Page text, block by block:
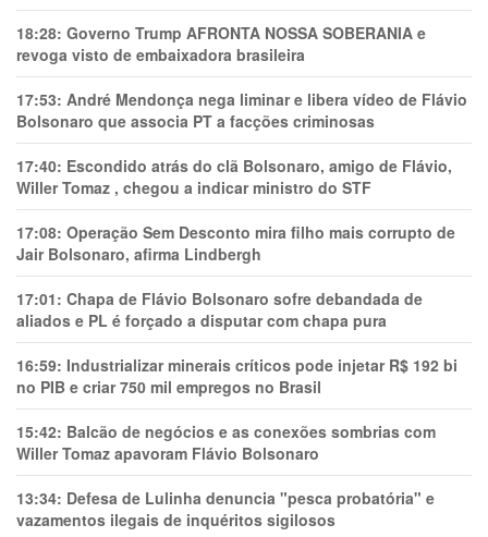
18:28: Governo Trump AFRONTA NOSSA SOBERANIA e
revoga visto de embaixadora brasileira
17:53: André Mendonça nega liminar e libera vídeo de Flávio
Bolsonaro que associa PT a facções criminosas
17:40: Escondido atrás do clã Bolsonaro, amigo de Flávio,
Willer Tomaz , chegou a indicar ministro do STF
17:08: Operação Sem Desconto mira filho mais corrupto de
Jair Bolsonaro, afirma Lindbergh
17:01: Chapa de Flávio Bolsonaro sofre debandada de
aliados e PL é forçado a disputar com chapa pura
16:59: Industrializar minerais críticos pode injetar R$ 192 bi
no PIB e criar 750 mil empregos no Brasil
15:42: Balcão de negócios e as conexões sombrias com
Willer Tomaz apavoram Flávio Bolsonaro
13:34: Defesa de Lulinha denuncia "pesca probatória" e
vazamentos ilegais de inquéritos sigilosos